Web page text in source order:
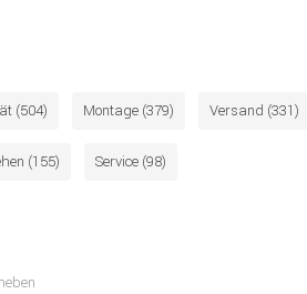
(504) Montage (379) Versand (331)
(155) Service (98)